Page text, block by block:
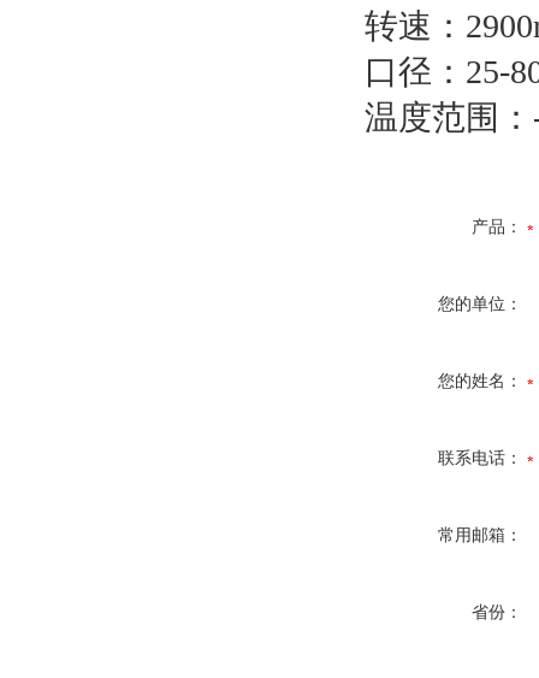
转速：
口径：25-
温度范围
产品：
您的单位：
您的姓名：
联系电话：
常用邮箱：
省份：